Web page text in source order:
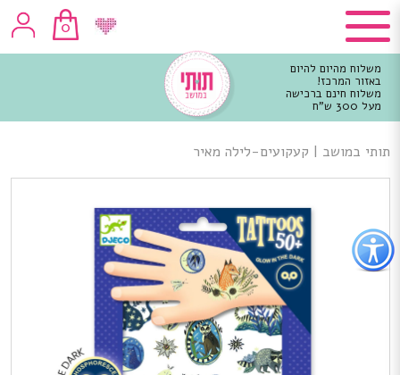
כפתור
לפתיחת
תפריט
נגישות
0
משלוח מהיום להיום
באזור המרכז!
משלוח חינם ברכישה
מעל 300 ש"ח
מרכזי
תותי במושב | קעקועים-לילה מאיר